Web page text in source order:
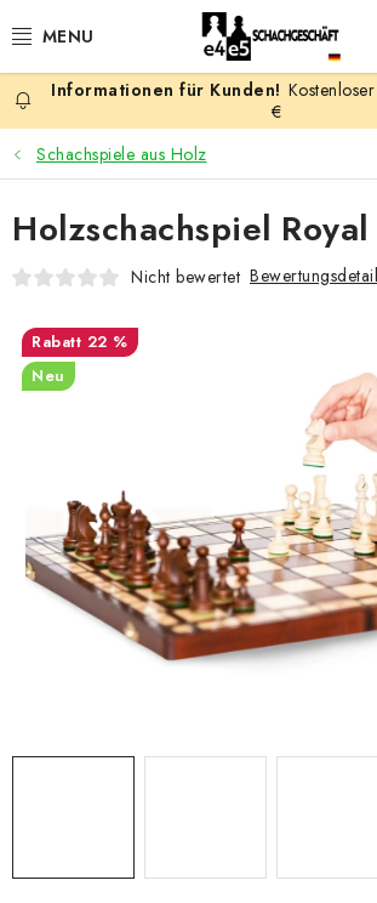
Inhalt
AKTION
SCHACHSPIELE
SCHACHFIGUREN
SCHACHBRETTER
SCHACHUHREN
SCHACH-ANTIQUITÄTENLADEN
SCHACH ONLINE
SCHACH-MERCH
SCHACH GESCHENKE
€
Schachspiele aus Holz
Holzschachspiel
Nicht bewertet
22 %
Neu